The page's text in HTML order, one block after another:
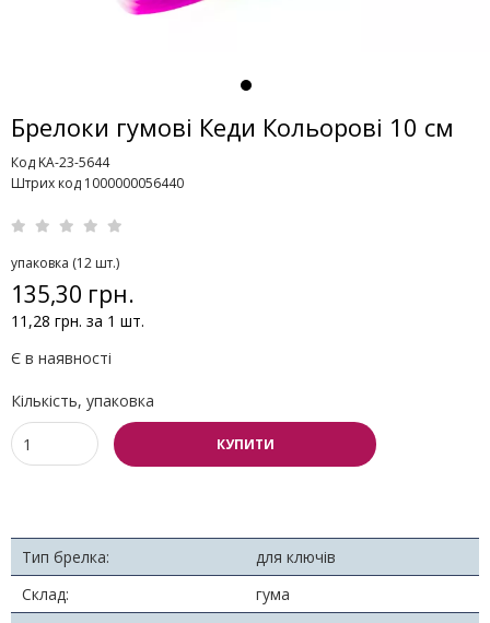
Брелоки гумові Кеди Кольорові 10 см
Код KA-23-5644
Штрих код 1000000056440
упаковка (12 шт.)
135,30 грн.
11,28 грн. за 1 шт.
Є в наявності
Кількість, упаковка
КУПИТИ
Тип брелка:
для ключів
Склад:
гума